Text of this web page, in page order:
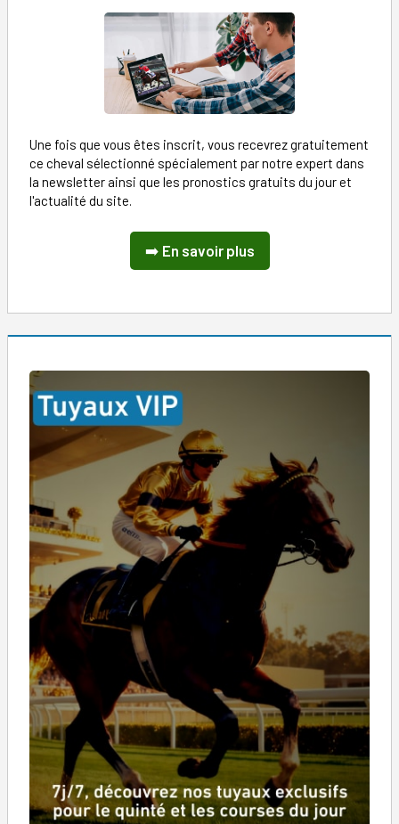
Une fois que vous êtes inscrit, vous recevrez gratuitement
ce cheval sélectionné spécialement par notre expert dans
la newsletter ainsi que les pronostics gratuits du jour et
l'actualité du site.
➡️ En savoir plus